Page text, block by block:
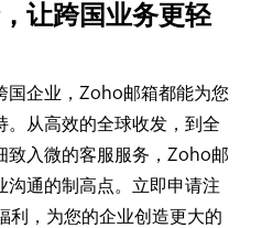
让跨国业务更轻
国企业，Zoho邮箱都能为您
。从高效的全球收发，到全
致入微的客服服务，Zoho邮
沟通的制高点。立即申请注
利，为您的企业创造更大的